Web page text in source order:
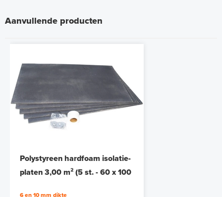
Aanvullende producten
Polystyreen hardfoam isolatie-
platen 3,00 m² (5 st. - 60 x 100
6 en 10 mm dikte